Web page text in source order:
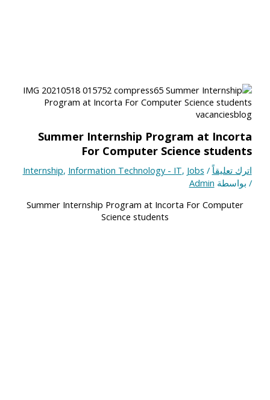
Summer Internship Program at Incorta
For Computer Science students
اترك تعليقاً /
Internship, Information Technology - IT, Jobs
/ بواسطة Admin
Summer Internship Program at Incorta For Computer
Science students